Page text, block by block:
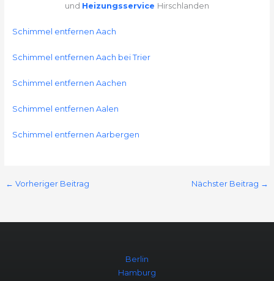
und Heizungsservice Hirschlanden
Schimmel entfernen Aach
Schimmel entfernen Aach bei Trier
Schimmel entfernen Aachen
Schimmel entfernen Aalen
Schimmel entfernen Aarbergen
← Vorheriger Beitrag Nächster Beitrag →
Berlin
Hamburg